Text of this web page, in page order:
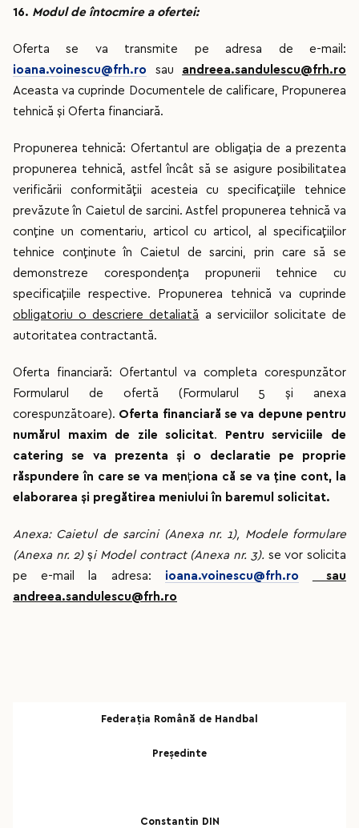
16. Modul de întocmire a ofertei:
Oferta se va transmite pe adresa de e-mail:
ioana.voinescu@frh.ro sau andreea.sandulescu@frh.ro
Aceasta va cuprinde Documentele de calificare, Propunerea
tehnică și Oferta financiară.
Propunerea tehnică: Ofertantul are obligaţia de a prezenta
propunerea tehnică, astfel încât să se asigure posibilitatea
verificării conformităţii acesteia cu specificaţiile tehnice
prevăzute în Caietul de sarcini. Astfel propunerea tehnică va
conţine un comentariu, articol cu articol, al specificaţiilor
tehnice conţinute în Caietul de sarcini, prin care să se
demonstreze corespondenţa propunerii tehnice cu
specificaţiile respective. Propunerea tehnică va cuprinde
obligatoriu o descriere detaliată a serviciilor solicitate de
autoritatea contractantă.
Oferta financiară: Ofertantul va completa corespunzător
Formularul de ofertă (Formularul 5 și anexa
corespunzătoare). Oferta financiară se va depune pentru
numărul maxim de zile solicitat.
Pentru serviciile de
catering se va prezenta și o declaratie pe proprie
răspundere în care se va menţiona că se va ţine cont, la
elaborarea și pregătirea meniului în baremul solicitat.
Anexa: Caietul de sarcini (Anexa nr. 1), Modele formulare
(Anexa nr. 2)și Model contract (Anexa nr. 3). se vor solicita
pe e-mail la adresa: ioana.voinescu@frh.ro
sau
andreea.sandulescu@frh.ro
Federaţia Română de Handbal
Președinte
Constantin DIN